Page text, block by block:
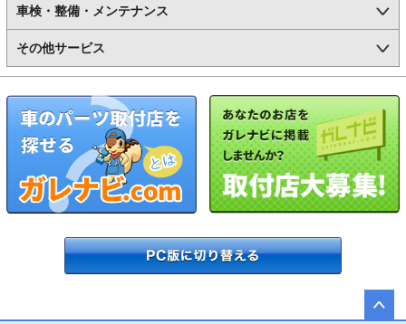
車検・整備・メンテナンス
その他サービス